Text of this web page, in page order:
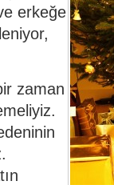
erkeğe
zaman